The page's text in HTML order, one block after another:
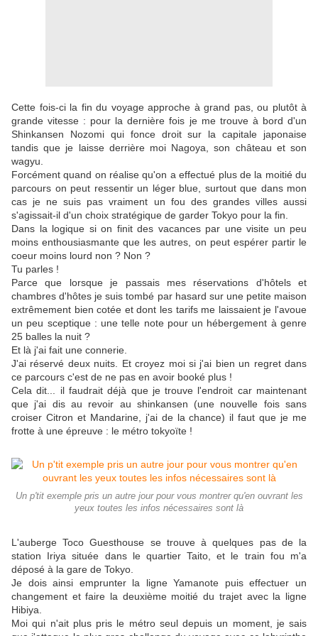
Cette fois-ci la fin du voyage approche à grand pas, ou plutôt à
grande vitesse : pour la dernière fois je me trouve à bord d'un
Shinkansen Nozomi qui fonce droit sur la capitale japonaise
tandis que je laisse derrière moi Nagoya, son château et son
wagyu.
Forcément quand on réalise qu'on a effectué plus de la moitié du
parcours on peut ressentir un léger blue, surtout que dans mon
cas je ne suis pas vraiment un fou des grandes villes aussi
s'agissait-il d'un choix stratégique de garder Tokyo pour la fin.
Dans la logique si on finit des vacances par une visite un peu
moins enthousiasmante que les autres, on peut espérer partir le
coeur moins lourd non ? Non ?
Tu parles !
Parce que lorsque je passais mes réservations d'hôtels et
chambres d'hôtes je suis tombé par hasard sur une petite maison
extrêmement bien cotée et dont les tarifs me laissaient je l'avoue
un peu sceptique : une telle note pour un hébergement à genre
25 balles la nuit ?
Et là j'ai fait une connerie.
J'ai réservé deux nuits. Et croyez moi si j'ai bien un regret dans
ce parcours c'est de ne pas en avoir booké plus !
Cela dit... il faudrait déjà que je trouve l'endroit car maintenant
que j'ai dis au revoir au shinkansen (une nouvelle fois sans
croiser Citron et Mandarine, j'ai de la chance) il faut que je me
frotte à une épreuve : le métro tokyoïte !
Un p'tit exemple pris un autre jour pour vous montrer qu'en ouvrant les
yeux toutes les infos nécessaires sont là
L'auberge Toco Guesthouse se trouve à quelques pas de la
station Iriya située dans le quartier Taito, et le train fou m'a
déposé à la gare de Tokyo.
Je dois ainsi emprunter la ligne Yamanote puis effectuer un
changement et faire la deuxième moitié du trajet avec la ligne
Hibiya.
Moi qui n'ait plus pris le métro seul depuis un moment, je sais